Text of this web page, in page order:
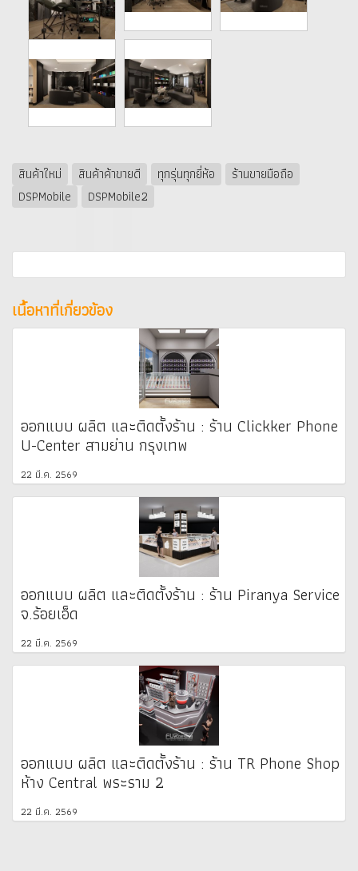
สินค้าใหม่ สินค้าค้าขายดี ทุกรุ่นทุกยี่ห้อ
ร้านขายมือถือ
DSPMobile
DSPMobile2
เนื้อหาที่เกี่ยวข้อง
ออกแบบ ผลิต และติดตั้งร้าน : ร้าน Clickker Phone
U-Center สามย่าน กรุงเทพ
22 มี.ค. 2569
ออกแบบ ผลิต และติดตั้งร้าน : ร้าน Piranya Service
จ.ร้อยเอ็ด
22 มี.ค. 2569
ออกแบบ ผลิต และติดตั้งร้าน : ร้าน TR Phone Shop
ห้าง Central พระราม 2
22 มี.ค. 2569